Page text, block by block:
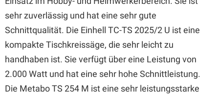
sehr zuverlässig und hat eine sehr gute
Schnittqualität. Die Einhell TC-TS 2025/2 U ist eine
kompakte Tischkreissäge, die sehr leicht zu
handhaben ist. Sie verfügt über eine Leistung von
2.000 Watt und hat eine sehr hohe Schnittleistung.
Die Metabo TS 254 M ist eine sehr leistungsstarke